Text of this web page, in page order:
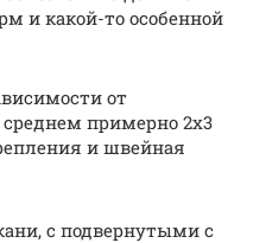
и какой-то особенной
от
примерно 2х3
и швейная
с подвернутыми с